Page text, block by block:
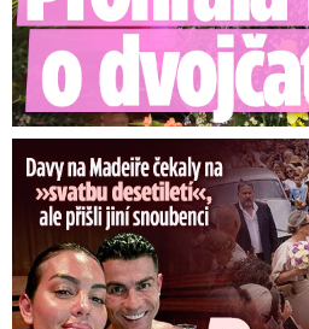
Ronaldova »svatba« pobláznila